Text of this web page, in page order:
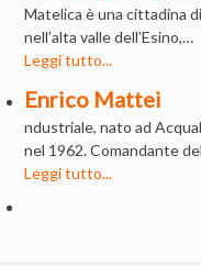
Matelica è una cittadina
nell’alta valle dell’Esino,…
Leggi tutto...
Enrico Mattei
ndustriale, nato ad
nel 1962. Comandante
Leggi tutto...